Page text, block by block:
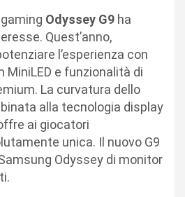
Odyssey G9 ha
Quest’anno,
l’esperienza con
MiniLED e funzionalità di
La curvatura dello
alla tecnologia display
ai giocatori
unica. Il nuovo G9
Odyssey di monitor